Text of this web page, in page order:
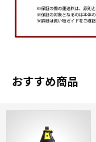
おすすめ商品